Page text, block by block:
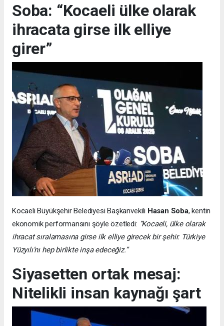
Soba: “Kocaeli ülke olarak
ihracata girse ilk elliye
girer”
Kocaeli Büyükşehir Belediyesi Başkanvekili Hasan Soba, kentin
ekonomik performansını şöyle özetledi: “Kocaeli, ülke olarak
ihracat sıralamasına girse ilk elliye girecek bir şehir. Türkiye
Yüzyılı’nı hep birlikte inşa edeceğiz.”
Siyasetten ortak mesaj:
Nitelikli insan kaynağı şart